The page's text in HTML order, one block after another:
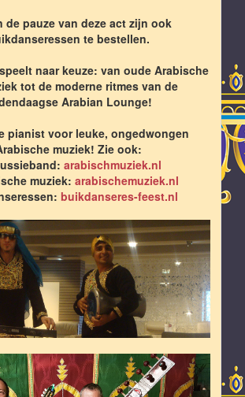
de pauze van deze act zijn ook
te bestellen.
naar keuze: van oude Arabische
tot de moderne ritmes van de
Arabian Lounge!
pianist voor leuke, ongedwongen
muziek! Zie ook:
arabischmuziek.nl
muziek: arabischemuziek.nl
buikdanseres-feest.nl